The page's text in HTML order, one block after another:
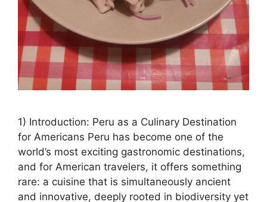
1) Introduction: Peru as a Culinary Destination
for Americans Peru has become one of the
world’s most exciting gastronomic destinations,
and for American travelers, it offers something
rare: a cuisine that is simultaneously ancient
and innovative, deeply rooted in biodiversity yet